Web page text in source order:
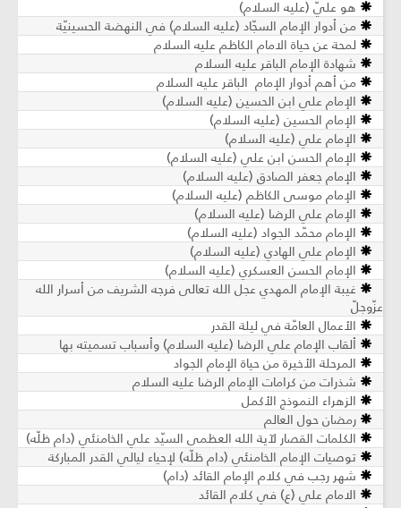
هو عليّ (عليه السلام)
من أدوار الإمام السجّاد (عليه السلام) في النهضة الحسينيّة
لمحة عن حياة الامام الكاظم عليه السلام
شهادة الإمام الباقر عليه السلام
من أهم أدوار الإمام الباقر عليه السلام
الإمام علي ابن الحسين (عليه السلام)
الإمام الحسين (عليه السلام)
الإمام علي (عليه السلام)
الإمام الحسن ابن علي (عليه السلام)
الإمام جعفر الصادق (عليه السلام)
الإمام موسى الكاظم (عليه السلام)
الإمام علي الرضا (عليه السلام)
الإمام محمّد الجواد (عليه السلام)
الإمام علي الهادي (عليه السلام)
الإمام الحسن العسكري (عليه السلام)
غيبة الإمام المهدي عجل الله تعالى فرجه الشريف من أسرار الله
عزّوجلّ
الأعمال العامّة في ليلة القدر
ألقاب الإمام علي الرضا (عليه السلام) وأسباب تسميته بها
المرحلة الأخيرة من حياة الإمام الجواد
شذرات من كرامات الإمام الرضا عليه السلام
الزهراء النموذج الأكمل
رمضان حول العالم
الكلمات القصار لآية الله العظمى السيّد علي الخامنئي (دام ظلّه)
توصيات الإمام الخامنئي (دام ظلّه) لإحياء ليالي القدر المباركة
شهر رجب في كلام الإمام القائد (دام)
الامام علي (ع) في كلام القائد